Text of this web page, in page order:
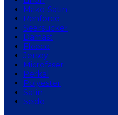
Mako-Satin
Renforcé
Seersucker
Damast
Fleece
Jersey
Microfaser
Perkal
Polyester
Satin
Seide